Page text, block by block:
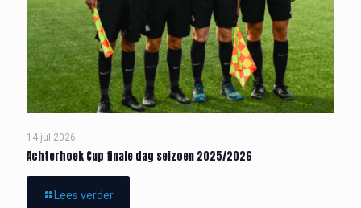
14 jul 2026
Achterhoek Cup finale dag seizoen 2025/2026
Lees verder